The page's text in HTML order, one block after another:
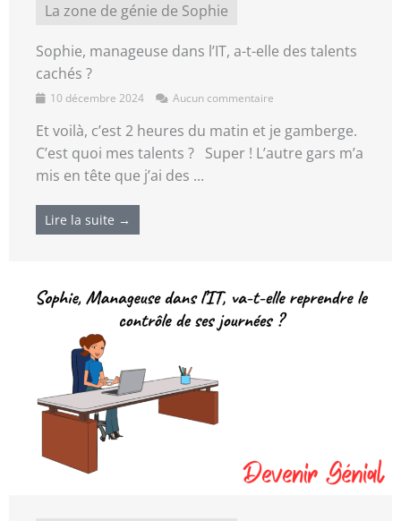
La zone de génie de Sophie
Sophie, manageuse dans l’IT, a-t-elle des talents
cachés ?
10 décembre 2024 Aucun commentaire
Et voilà, c’est 2 heures du matin et je gamberge.
C’est quoi mes talents ? Super ! L’autre gars m’a
mis en tête que j’ai des ...
Lire la suite →